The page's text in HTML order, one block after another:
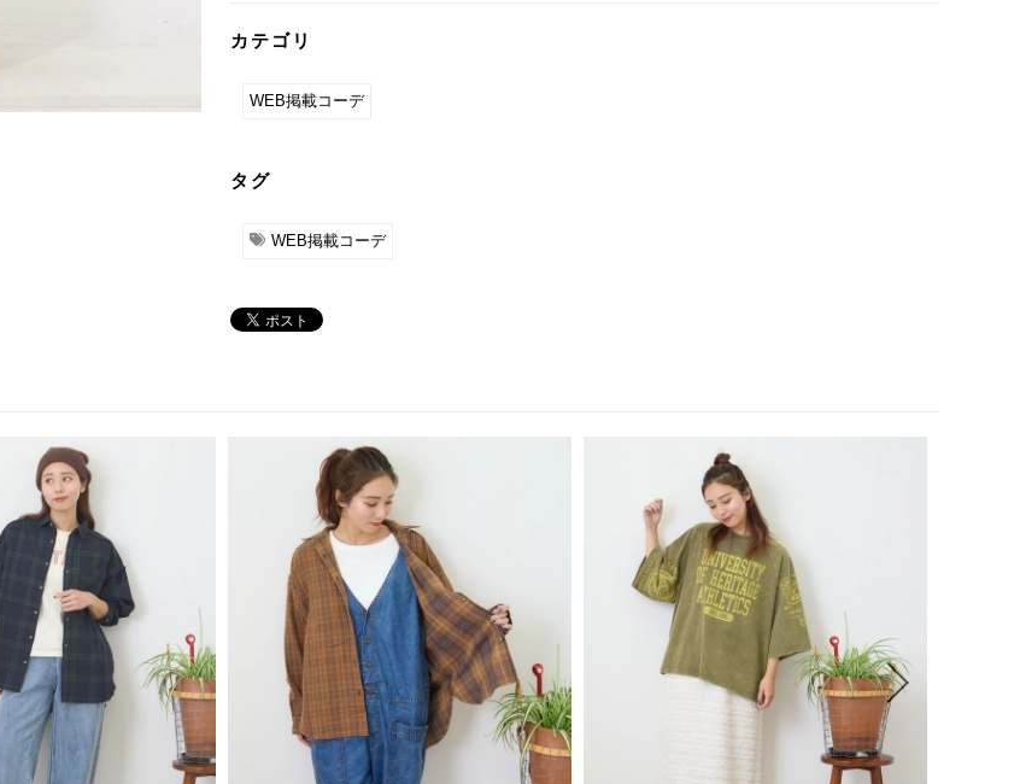
カテゴリ
WEB掲載コーデ
タグ
WEB掲載コーデ